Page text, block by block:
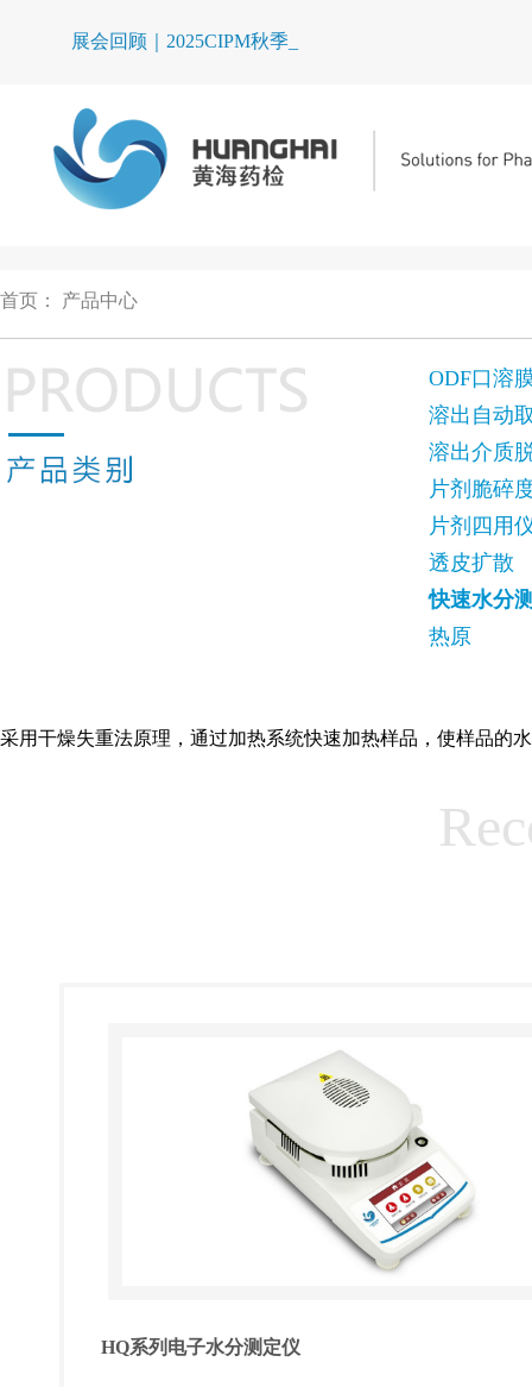
展会回顾｜2025CIPM秋季药机_
首页 ： 产品中心
ODF口溶
溶出自动
溶出介质
片剂脆碎
片剂四用
透皮扩散
快速水分
热原
采用干燥失重法原理，通过加热系统快速加热样品，使样品的
HQ系列电子水分测定仪